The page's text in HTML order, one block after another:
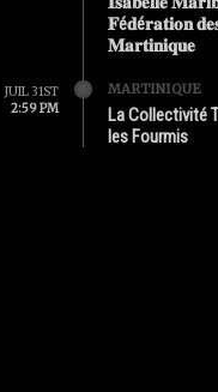
𝐅é𝐝é𝐫𝐚𝐭𝐢𝐨𝐧
𝐌𝐚𝐫𝐭𝐢𝐧𝐢𝐪𝐮𝐞
JUIL 31ST
2:59 PM
MARTINIQUE
La Collectivité
les Fourmis